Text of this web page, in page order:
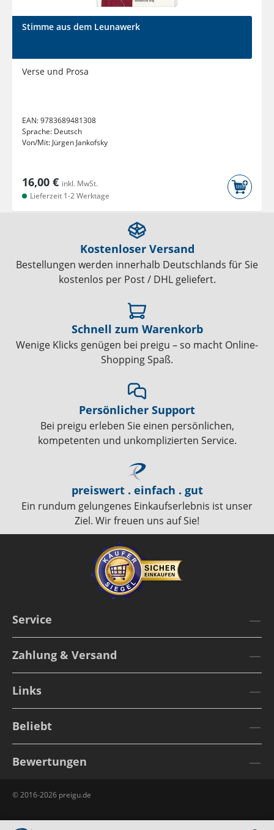
Stimme aus dem Leunawerk
Verse und Prosa
EAN:9783689481308
Sprache: Deutsch
Von/Mit: Jürgen Jankofsky
16,00 € inkl. MwSt.
Lieferzeit 1-2 Werktage
Kostenloser Versand
Bestellungen werden innerhalb Deutschlands für Sie
kostenlos per Post / DHL geliefert.
Schnell zum Warenkorb
Wenige Klicks genügen bei preigu – so macht Online-
Shopping Spaß.
Persönlicher Support
Bei preigu erleben Sie einen persönlichen,
kompetenten und unkomplizierten Service.
preiswert . einfach . gut
Ein rundum gelungenes Einkaufserlebnis ist unser
Ziel. Wir freuen uns auf Sie!
Service
Zahlung & Versand
Links
Beliebt
Bewertungen
© 2016-2026 preigu.de